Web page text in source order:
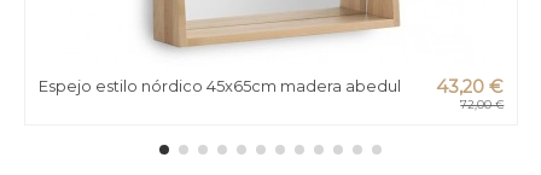
Espejo estilo nórdico 45x65cm madera abedul 43,20 €
72,00 €